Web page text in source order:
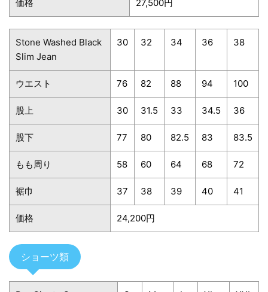
価格 27,500円
Stone Washed Black
Slim Jean
30 32 34 36 38
ウエスト 76 82 88 94 100
股上 30 31.5 33 34.5 36
股下 77 80 82.5 83 83.5
もも周り 58 60 64 68 72
裾巾 37 38 39 40 41
価格 24,200円
ショーツ類